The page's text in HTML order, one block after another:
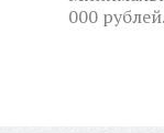
000 рублей.